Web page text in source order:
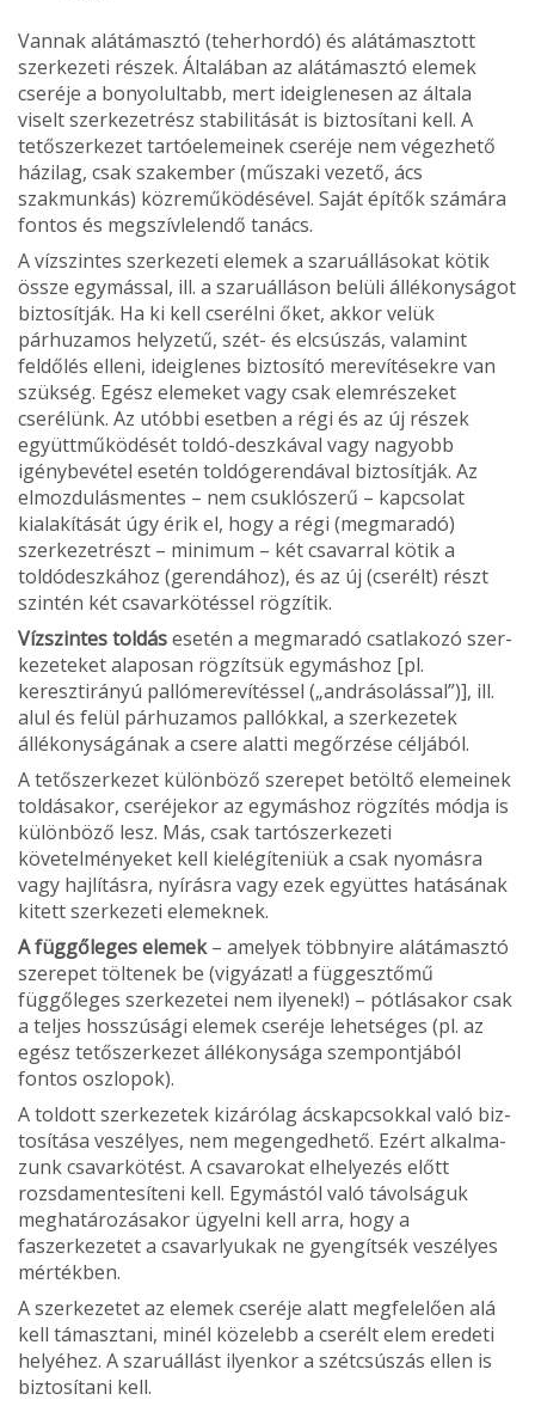
Vannak alátámasztó (teherhordó) és alátámasztott
szer­kezeti részek. Általában az alátámasztó elemek
cseréje a bonyolultabb, mert ideiglenesen az általa
viselt szerke­zetrész stabilitását is biztosítani kell. A
tetőszerkezet tartó­elemeinek cseréje nem végezhető
házilag, csak szak­ember (műszaki vezető, ács
szakmunkás) közreműködé­sével. Saját építők számára
fontos és megszívlelendő tanács.
A vízszintes szerkezeti elemek a szaruállásokat kötik
össze egymással, ill. a szaruálláson belüli állékonyságot
biztosítják. Ha ki kell cserélni őket, akkor velük
párhuza­mos helyzetű, szét- és elcsúszás, valamint
feldőlés elleni, ideiglenes biztosító merevítésekre van
szükség. Egész elemeket vagy csak elemrészeket
cserélünk. Az utóbbi esetben a régi és az új részek
együttműködését toldó-deszkával vagy nagyobb
igénybevétel esetén toldógerendával biztosítják. Az
elmozdulásmentes – nem csukló­szerű – kapcsolat
kialakítását úgy érik el, hogy a régi (megmaradó)
szerkezetrészt – minimum – két csavarral kötik a
toldódeszkához (gerendához), és az új (cserélt) részt
szintén két csavarkötéssel rögzítik.
Vízszintes toldásesetén a megmaradó csatlakozó szer­
kezeteket alaposan rögzítsük egymáshoz [pl.
keresztirányú pallómerevítéssel („andrásolással”)], ill.
alul és felül pár­huzamos pallókkal, a szerkezetek
állékonyságának a csere alatti megőrzése céljából.
A tetőszerkezet különböző szerepet betöltő elemeinek
toldásakor, cseréjekor az egymáshoz rögzítés módja is
különböző lesz. Más, csak tartószerkezeti
követelményeket kell kielégíteniük a csak nyomásra
vagy hajlításra, nyírásra vagy ezek együttes hatásának
kitett szerkezeti elemeknek.
A függőleges elemek– amelyek többnyire alátámasztó
szerepet töltenek be (vigyázat! a függesztőmű
függőleges szerkezetei nem ilyenek!) – pótlásakor csak
a teljes hosszúsági elemek cseréje lehetséges (pl. az
egész tető­szerkezet állékonysága szempontjából
fontos oszlopok).
A toldott szerkezetek kizárólag ácskapcsokkal való biz­
tosítása veszélyes, nem megengedhető. Ezért alkalma­
zunk csavarkötést. A csavarokat elhelyezés előtt
rozsda­mentesíteni kell. Egymástól való távolságuk
meghatáro­zásakor ügyelni kell arra, hogy a
faszerkezetet a csavar­lyukak ne gyengítsék veszélyes
mértékben.
A szerkezetet az elemek cseréje alatt megfelelően alá
kell támasztani, minél közelebb a cserélt elem eredeti
helyéhez. A szaruállást ilyenkor a szétcsúszás ellen is
biztosítani kell.